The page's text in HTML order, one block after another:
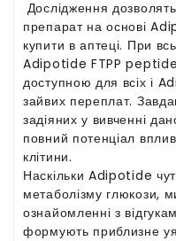
Дослідження
препарат на основі
купити в аптеці. При
Adipotide FTPP
доступною для всіх і
зайвих переплат.
задіяних у вивченні
повний потенціал
клітини.
Наскільки Adipotide
метаболізму глюкози,
ознайомленні з
формують приблизне